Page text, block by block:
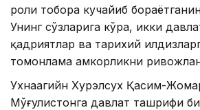
роли тобора кучайиб
Унинг сўзларига кўра, икки
қадриятлар ва тарихий
томонлама ҳамкорликни
Ухнаагийн Хурэлсух Қасим-
Мўғулистонга давлат ташрифи